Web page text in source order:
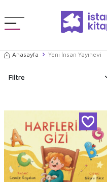
Anasayfa Yeni İnsan Yayınevi
Filtre